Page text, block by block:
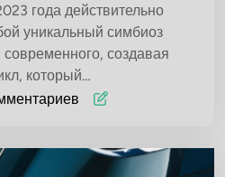
года действительно
уникальный симбиоз
современного, создавая
который…